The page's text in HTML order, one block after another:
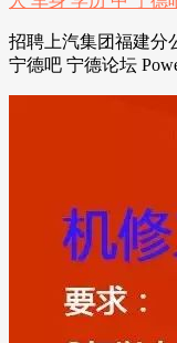
招聘上汽集团福建分
宁德吧 宁德论坛